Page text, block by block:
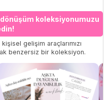
dönüşüm koleksiyonumuzu
gelişim araçlarımızı
benzersiz bir koleksiyon.